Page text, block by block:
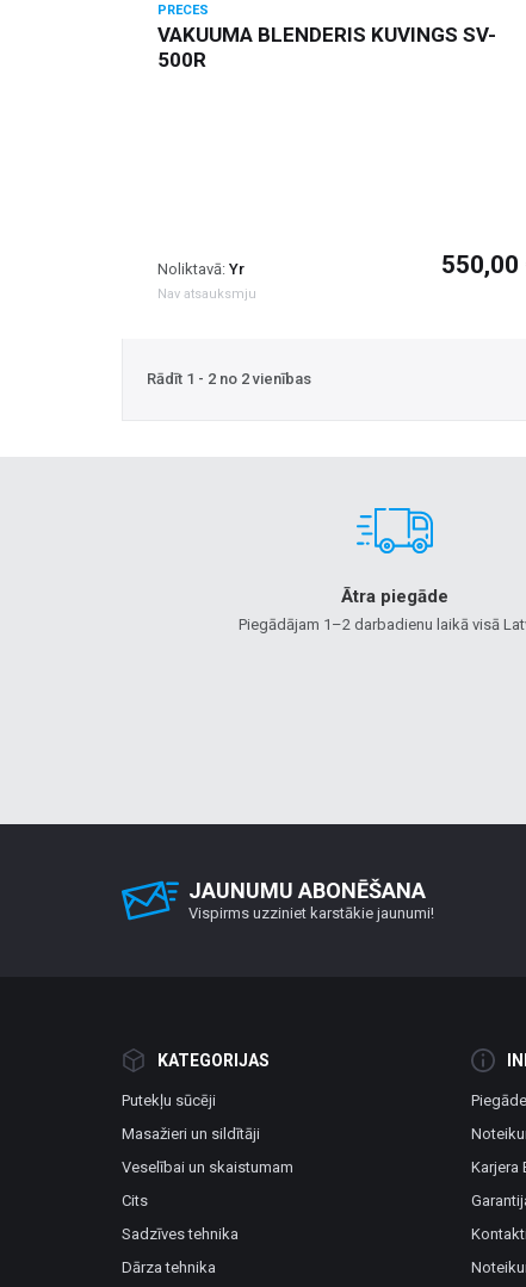
PRECES
VAKUUMA BLENDERIS KUVINGS SV-
500R
Noliktavā: Yr
Nav atsauksmju
550,00
Rādīt 1 - 2 no 2 vienības
Ātra piegāde
Piegādājam 1–2 darbadienu laikā visā
JAUNUMU ABONĒŠANA
Vispirms uzziniet karstākie jaunumi!
KATEGORIJAS
Putekļu sūcēji
Masažieri un sildītāji
Veselībai un skaistumam
Cits
Sadzīves tehnika
Dārza tehnika
Karjera